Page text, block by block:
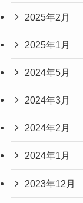
2025年2月
2025年1月
2024年5月
2024年3月
2024年2月
2024年1月
2023年12月